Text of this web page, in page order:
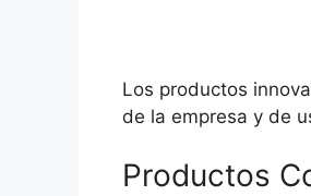
Los productos
de la empresa y de
Productos